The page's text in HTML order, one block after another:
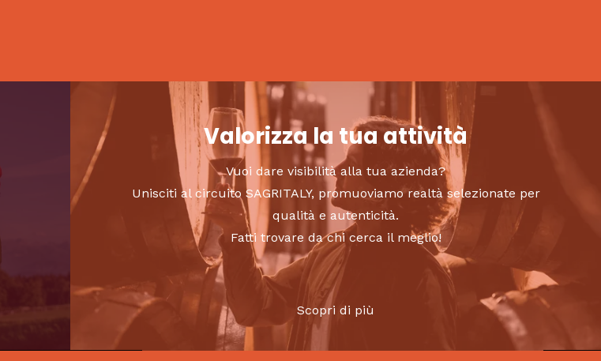
Valorizza la tua attività
Vuoi dare visibilità alla tua azienda?
Unisciti al circuito SAGRITALY, promuoviamo realtà selezionate per
qualità e autenticità.
Fatti trovare da chi cerca il meglio!
Scopri di più